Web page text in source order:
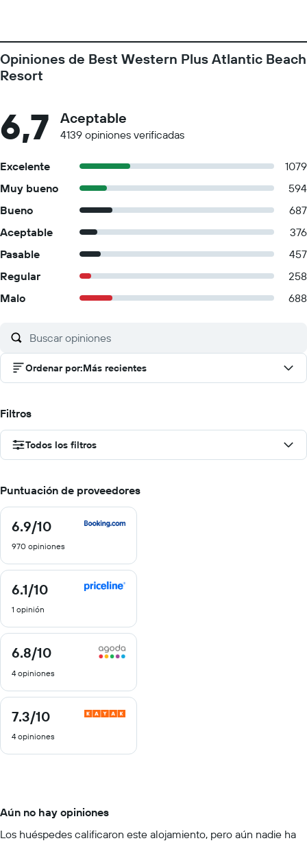
Opiniones de Best Western Plus Atlantic Beach
Resort
6,7 Aceptable
4139 opiniones verificadas
Excelente
1079
Muy bueno
594
Bueno
687
Aceptable
376
Pasable
457
Regular
258
Malo
688
Ordenar por:Más recientes
Filtros
Todos los filtros
Puntuación de proveedores
6.9/10
6.9
10
970 opiniones
6.1/10
6.1
10
1 opinión
6.8/10
6.8
10
4 opiniones
7.3/10
7.3
10
4 opiniones
Aún no hay opiniones
Los huéspedes calificaron este alojamiento, pero aún nadie ha